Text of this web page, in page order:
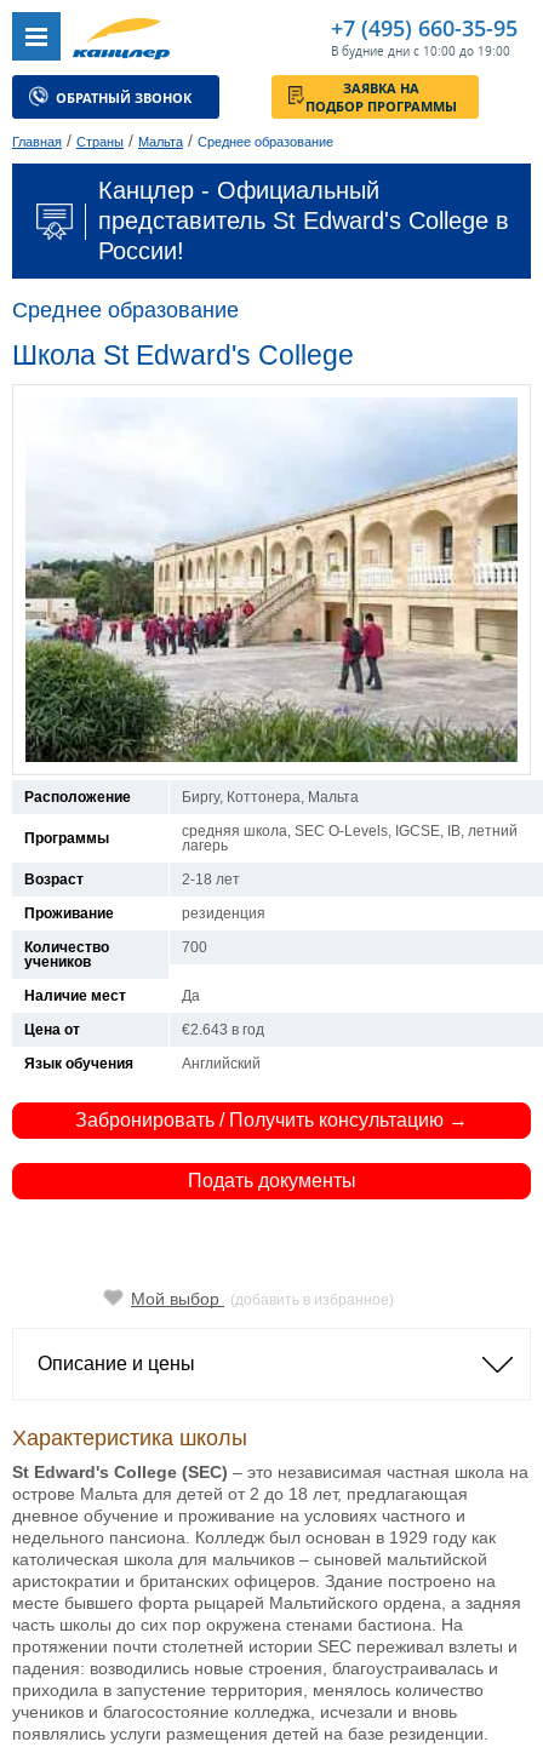
+7 (495) 660-35-95
В будние дни с 10:00 до 19:00
ОБРАТНЫЙ ЗВОНОК
ЗАЯВКА НА
ПОДБОР ПРОГРАММЫ
Главная / Страны / Мальта / Среднее образование
Канцлер - Официальный
представитель St Edward's College в
России!
Среднее образование
Школа St Edward's College
Расположение Биргу, Коттонера, Мальта
Программы
средняя школа, SEC O-Levels, IGCSE, IB, летний
лагерь
Возраст
2-18 лет
Проживание
резиденция
Количество
учеников
700
Наличие мест
Да
Цена от
€2.643 в год
Язык обучения
Английский
Забронировать / Получить консультацию →
Подать документы
Мой выбор (добавить в избранное)
Описание и цены
Характеристика школы
St Edward's College (SEC) – это независимая частная школа на
острове Мальта для детей от 2 до 18 лет, предлагающая
дневное обучение и проживание на условиях частного и
недельного пансиона. Колледж был основан в 1929 году как
католическая школа для мальчиков – сыновей мальтийской
аристократии и британских офицеров. Здание построено на
месте бывшего форта рыцарей Мальтийского ордена, а задняя
часть школы до сих пор окружена стенами бастиона. На
протяжении почти столетней истории SEC переживал взлеты и
падения: возводились новые строения, благоустраивалась и
приходила в запустение территория, менялось количество
учеников и благосостояние колледжа, исчезали и вновь
появлялись услуги размещения детей на базе резиденции.